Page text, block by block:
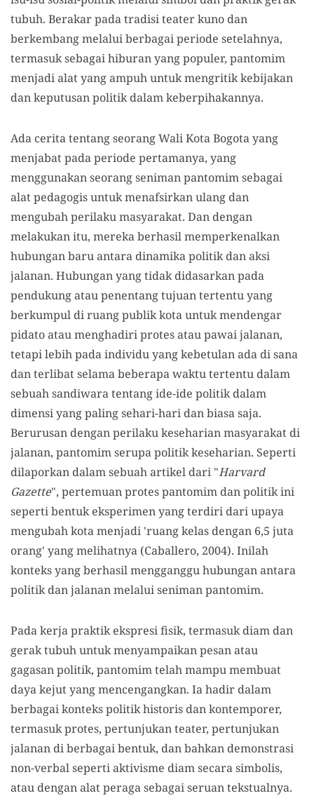
tubuh. Berakar pada tradisi teater kuno dan
berkembang melalui berbagai periode setelahnya,
termasuk sebagai hiburan yang populer, pantomim
menjadi alat yang ampuh untuk mengritik kebijakan
dan keputusan politik dalam keberpihakannya.
Ada cerita tentang seorang Wali Kota Bogota yang
menjabat pada periode pertamanya, yang
menggunakan seorang seniman pantomim sebagai
alat pedagogis untuk menafsirkan ulang dan
mengubah perilaku masyarakat. Dan dengan
melakukan itu, mereka berhasil memperkenalkan
hubungan baru antara dinamika politik dan aksi
jalanan. Hubungan yang tidak didasarkan pada
pendukung atau penentang tujuan tertentu yang
berkumpul di ruang publik kota untuk mendengar
pidato atau menghadiri protes atau pawai jalanan,
tetapi lebih pada individu yang kebetulan ada di sana
dan terlibat selama beberapa waktu tertentu dalam
sebuah sandiwara tentang ide-ide politik dalam
dimensi yang paling sehari-hari dan biasa saja.
Berurusan dengan perilaku keseharian masyarakat di
jalanan, pantomim serupa politik keseharian. Seperti
dilaporkan dalam sebuah artikel dari "Harvard
Gazette", pertemuan protes pantomim dan politik ini
seperti bentuk eksperimen yang terdiri dari upaya
mengubah kota menjadi 'ruang kelas dengan 6,5 juta
orang' yang melihatnya (Caballero, 2004). Inilah
konteks yang berhasil mengganggu hubungan antara
politik dan jalanan melalui seniman pantomim.
Pada kerja praktik ekspresi fisik, termasuk diam dan
gerak tubuh untuk menyampaikan pesan atau
gagasan politik, pantomim telah mampu membuat
daya kejut yang mencengangkan. Ia hadir dalam
berbagai konteks politik historis dan kontemporer,
termasuk protes, pertunjukan teater, pertunjukan
jalanan di berbagai bentuk, dan bahkan demonstrasi
non-verbal seperti aktivisme diam secara simbolis,
atau dengan alat peraga sebagai seruan tekstualnya.